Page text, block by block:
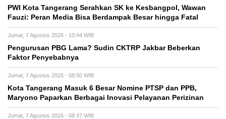
PWI Kota Tangerang Serahkan SK ke Kesbangpol, Wawan
Fauzi: Peran Media Bisa Berdampak Besar hingga Fatal
Jumat, 7 Agustus 2026 - 10:44 WIB
Pengurusan PBG Lama? Sudin CKTRP Jakbar Beberkan
Faktor Penyebabnya
Jumat, 7 Agustus 2026 - 08:50 WIB
Kota Tangerang Masuk 6 Besar Nomine PTSP dan PPB,
Maryono Paparkan Berbagai Inovasi Pelayanan Perizinan
Jumat, 7 Agustus 2026 - 08:47 WIB